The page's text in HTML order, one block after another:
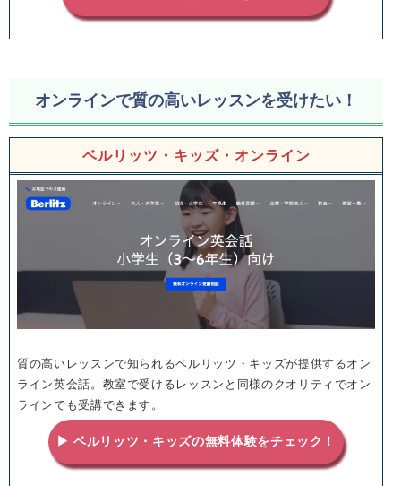
オンラインで質の高いレッスンを受けたい！
ベルリッツ・キッズ・オンライン
質の高いレッスンで知られるベルリッツ・キッズが提供するオン
ライン英会話。教室で受けるレッスンと同様のクオリティでオン
ラインでも受講できます。
▶ ベルリッツ・キッズの無料体験をチェック！